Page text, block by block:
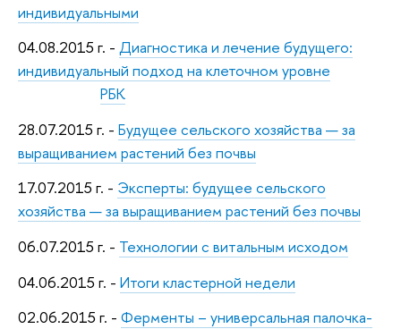
индивидуальными
04.08.2015 г. - Диагностика и лечение будущего:
индивидуальный подход на клеточном уровне
РБК
28.07.2015 г. - Будущее сельского хозяйства — за
выращиванием растений без почвы
17.07.2015 г. - Эксперты: будущее сельского
хозяйства — за выращиванием растений без почвы
06.07.2015 г. - Технологии с витальным исходом
04.06.2015 г. - Итоги кластерной недели
02.06.2015 г. - Ферменты – универсальная палочка-